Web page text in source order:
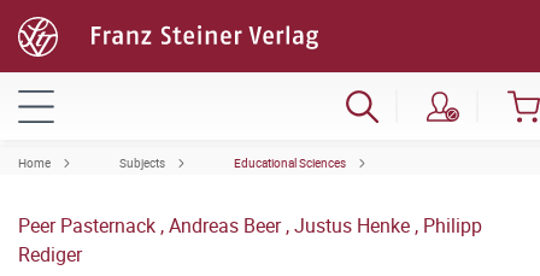
Home Subjects Educational Sciences
Peer Pasternack ,Andreas Beer,Justus Henke , Philipp
Rediger